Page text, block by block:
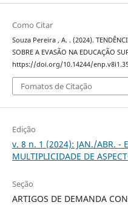
Como Citar
Souza Pereira , A. . (2024).
SOBRE A EVASÃO NA EDUCAÇÃO
https://doi.org/10.14244/
Fomatos de Citação
Edição
v. 8 n. 1 (2024): JAN./ABR. -
MULTIPLICIDADE DE
Seção
ARTIGOS DE DEMANDA